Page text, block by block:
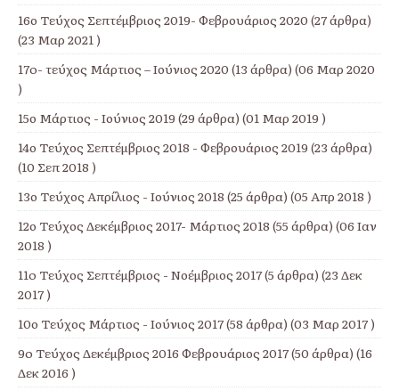
16ο Τεύχος Σεπτέμβριος 2019- Φεβρουάριος 2020 (27 άρθρα)
(23 Μαρ 2021 )
17o- τεύχος Μάρτιος – Ιούνιος 2020 (13 άρθρα) (06 Μαρ 2020
)
15ο Μάρτιος - Ιούνιος 2019 (29 άρθρα) (01 Μαρ 2019 )
14ο Τεύχος Σεπτέμβριος 2018 - Φεβρουάριος 2019 (23 άρθρα)
(10 Σεπ 2018 )
13ο Τεύχος Απρίλιος - Ιούνιος 2018 (25 άρθρα) (05 Απρ 2018 )
12ο Τεύχος Δεκέμβριος 2017- Μάρτιος 2018 (55 άρθρα) (06 Ιαν
2018 )
11o Τεύχος Σεπτέμβριος - Νοέμβριος 2017(5 άρθρα) (23 Δεκ
2017 )
10ο Τεύχος Μάρτιος - Ιούνιος 2017(58 άρθρα) (03 Μαρ 2017 )
9o Τεύχος Δεκέμβριος 2016 Φεβρουάριος 2017(50 άρθρα) (16
Δεκ 2016 )